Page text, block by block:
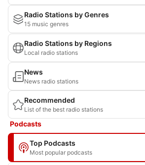
Radio Stations by Genres
15 music genres
Radio Stations by Regions
Local radio stations
News
News radio stations
Recommended
List of the best radio stations
Podcasts
Top Podcasts
Most popular podcasts